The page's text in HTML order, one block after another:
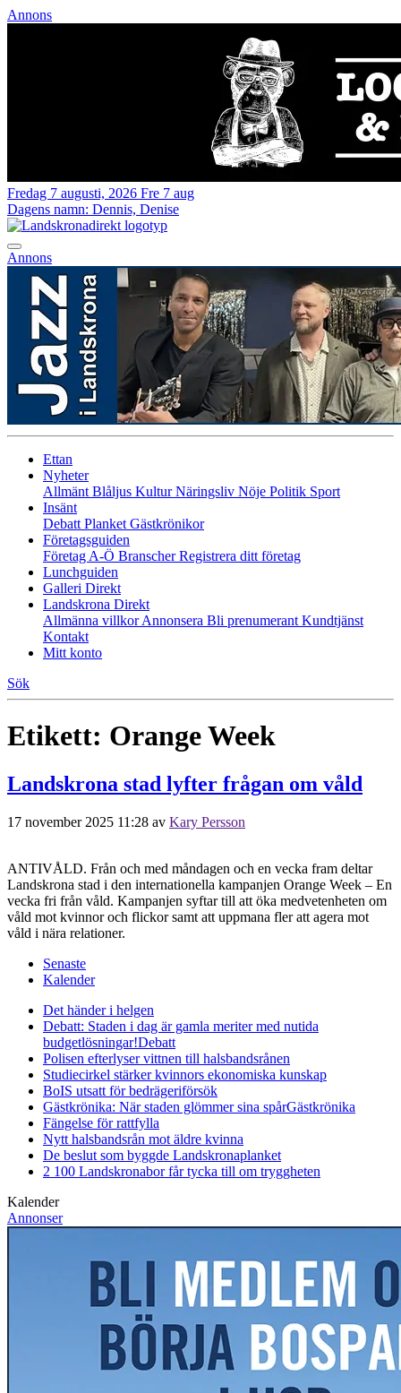
Annons
Fredag 7 augusti, 2026 Fre 7 aug
Dagens namn: Dennis, Denise
Annons
Ettan
Nyheter
Allmänt Blåljus KulturNäringsliv Nöje Politik Sport
Insänt
Debatt Planket Gästkrönikor
Företagsguiden
Företag A-Ö BranscherRegistrera ditt företag
Lunchguiden
Galleri Direkt
Landskrona Direkt
Allmänna villkorAnnonsera Bli prenumerant Kundtjänst
Kontakt
Mitt konto
Sök
Etikett: Orange Week
Landskrona stad lyfter frågan om våld
17 november 2025 11:28 av Kary Persson
ANTIVÅLD. Från och med måndagen och en vecka fram deltar
Landskrona stad i den internationella kampanjen Orange Week – En
vecka fri från våld. Kampanjen syftar till att öka medvetenheten om
våld mot kvinnor och flickor samt att uppmana fler att agera mot
våld i nära relationer.
Senaste
Kalender
Det händer i helgen
Debatt: Staden i dag är gamla meriter med nutida
budgetlösningar!Debatt
Polisen efterlyser vittnen till halsbandsrånen
Studiecirkel stärker kvinnors ekonomiska kunskap
BoIS utsatt för bedrägeriförsök
Gästkrönika: När staden glömmer sina spårGästkrönika
Fängelse för rattfylla
Nytt halsbandsrån mot äldre kvinna
De beslut som byggde Landskronaplanket
2 100 Landskronabor får tycka till om tryggheten
Kalender
Annonser